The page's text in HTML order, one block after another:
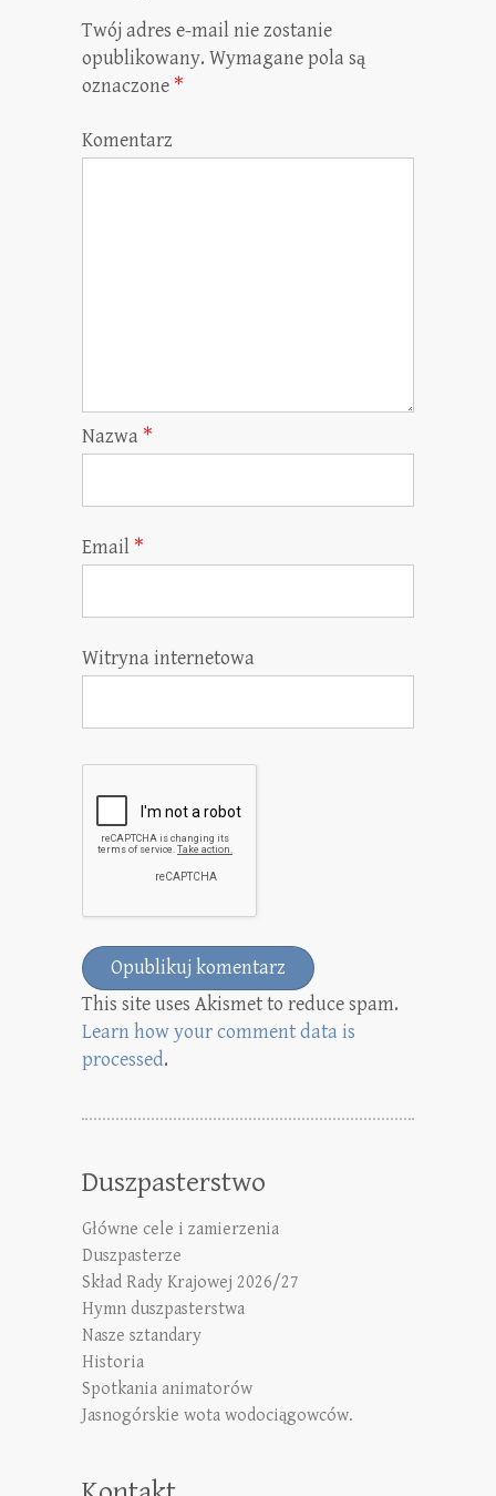
Twój adres e-mail nie zostanie
opublikowany. Wymagane pola są
oznaczone *
Komentarz
Nazwa *
Email *
Witryna internetowa
This site uses Akismet to reduce spam.
Learn how your comment data is
processed.
Duszpasterstwo
Główne cele i zamierzenia
Duszpasterze
Skład Rady Krajowej 2026/27
Hymn duszpasterstwa
Nasze sztandary
Historia
Spotkania animatorów
Jasnogórskie wota wodociągowców.